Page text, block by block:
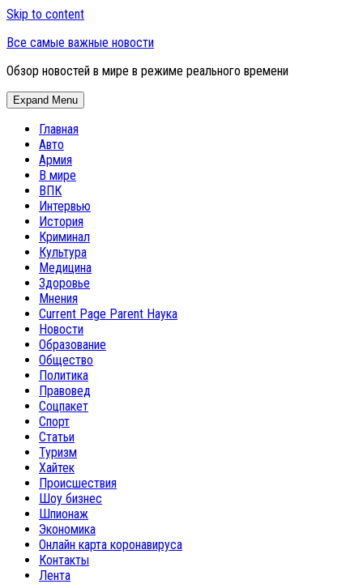
Skip to content
Все самые важные новости
Обзор новостей в мире в режиме реального времени
Expand Menu
Главная
Авто
Армия
В мире
ВПК
Интервью
История
Криминал
Культура
Медицина
Здоровье
Мнения
Current Page Parent Наука
Новости
Образование
Общество
Политика
Правовед
Соцпакет
Спорт
Статьи
Туризм
Хайтек
Происшествия
Шоу бизнес
Шпионаж
Экономика
Онлайн карта коронавируса
Контакты
Лента